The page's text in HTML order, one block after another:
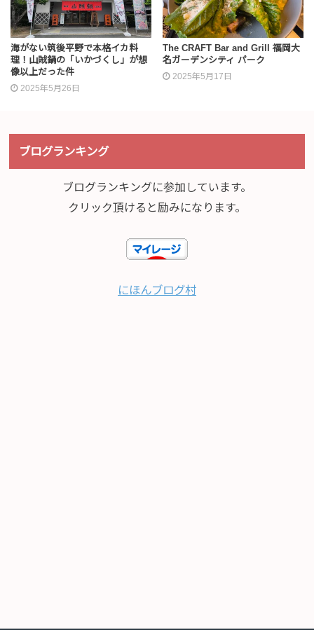
海がない筑後平野で本格イカ料
理！山賊鍋の「いかづくし」が想
像以上だった件
2025年5月26日
The CRAFT Bar and Grill 福岡大
名ガーデンシティ パーク
2025年5月17日
ブログランキング
ブログランキングに参加しています。
クリック頂けると励みになります。
にほんブログ村